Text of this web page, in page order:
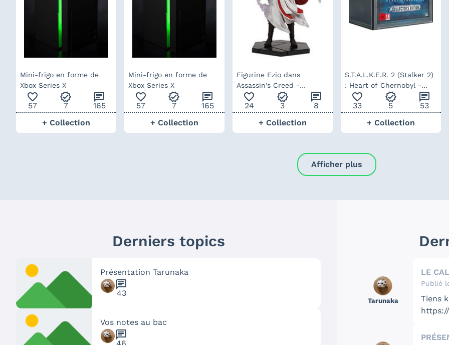
Mini-frigo en forme de
Xbox Series X
favorite_outline
57
verified
7
chat
165
+ Collection
Mini-frigo en forme de
Xbox Series X
favorite_outline
57
verified
7
chat
165
+ Collection
Figurine Ezio dans
Assassin's Creed -
collection Animus
favorite_outline
24
verified
3
chat
8
+ Collection
S.T.A.L.K.E.R. 2 (Stalker 2)
: Heart of Chernobyl -
édition collector
favorite_outline
33
verified
5
chat
53
+ Collection
Afficher plus
Tarunaka
LE
Publié
Tiens
Derniers topics
Présentation Tarunaka
chat
43
Vos notes au bac
chat